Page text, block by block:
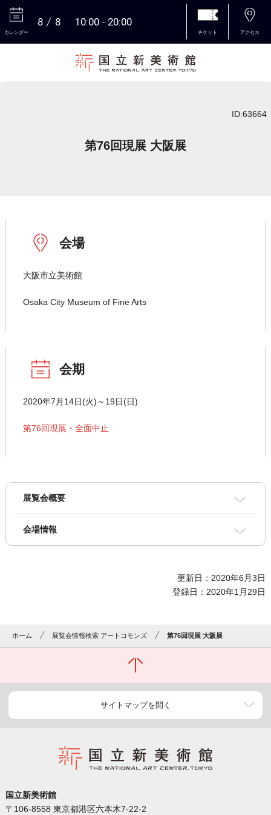
カレンダー
8 8 10:00 20:00
チケット アクセス
ID:63664
第76回現展 大阪展
会場
大阪市立美術館
Osaka City Museum of Fine Arts
会期
2020年7月14日(火)～19日(日)
第76回現展・全面中止
展覧会概要
会場情報
更新日：2020年6月3日
登録日：2020年1月29日
ホーム 展覧会情報検索 アートコモンズ 第76回現展 大阪展
サイトマップを開く
国立新美術館
〒106-8558 東京都港区六本木7-22-2